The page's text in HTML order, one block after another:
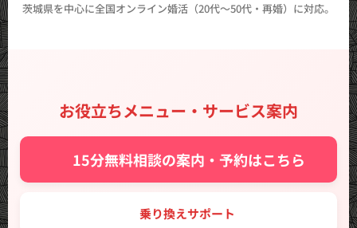
茨城県を中心に全国オンライン婚活（20代〜50代・再婚）に対応。
お役立ちメニュー・サービス案内
✨ 15分無料相談の案内・予約はこちら
🔑 乗り換えサポート